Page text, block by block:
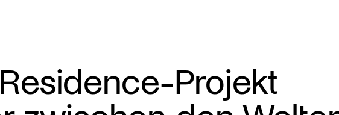
Projekt